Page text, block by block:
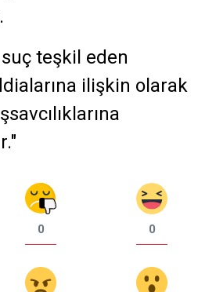
teşkil eden
ilişkin olarak
0 0